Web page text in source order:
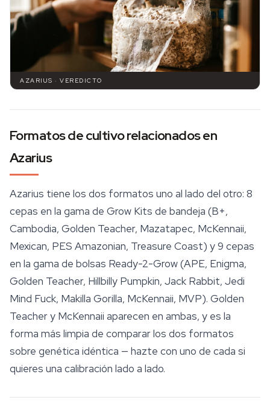
AZARIUS · VEREDICTO
Formatos de cultivo relacionados en
Azarius
Azarius tiene los dos formatos uno al lado del otro: 8
cepas en la gama de Grow Kits de bandeja (B+,
Cambodia, Golden Teacher, Mazatapec, McKennaii,
Mexican, PES Amazonian, Treasure Coast) y 9 cepas
en la gama de bolsas Ready-2-Grow(APE, Enigma,
Golden Teacher, Hillbilly Pumpkin, Jack Rabbit, Jedi
Mind Fuck, Makilla Gorilla, McKennaii, MVP). Golden
Teacher y McKennaii aparecen en ambas, y es la
forma más limpia de comparar los dos formatos
sobre genética idéntica — hazte con uno de cada si
quieres una calibración lado a lado.